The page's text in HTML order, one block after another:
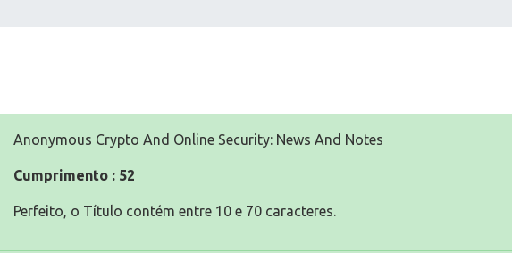
Anonymous Crypto And Online Security: News And Notes
Cumprimento : 52
Perfeito, o Título contém entre 10 e 70 caracteres.